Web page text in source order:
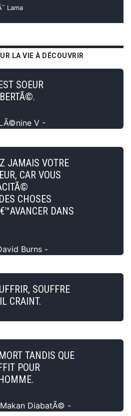
Lama
LA VIE À DÉCOUVRIR
SOEUR
V -
JAMAIS VOTRE
CAR VOUS
CHOSES
DANS
Burns -
SOUFFRE
CRAINT.
TANDIS QUE
POUR
DiabatÃ© -